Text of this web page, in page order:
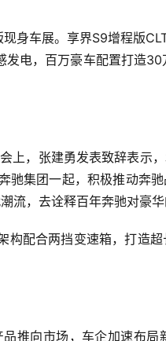
车展。享界S9增程版
电，百万豪车配置打造
，张建勇发表致辞表示
集团一起，积极推动奔
，去诠释百年奔驰对豪华
配合两挡变速箱，打造
推向市场，车企加速布